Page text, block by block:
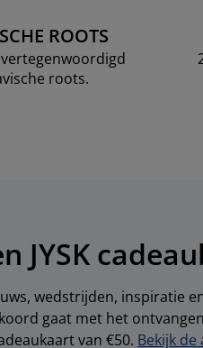
ROOTS
roots.
JYSK
wedstrijden, inspiratie
gaat met het
van €50. Bekijk